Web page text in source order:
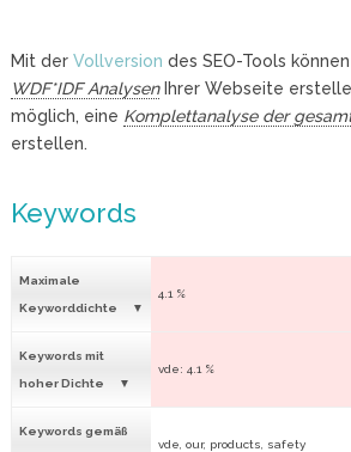
Mit der Vollversion des SEO-Tools
WDF*IDF AnalysenIhrer Webseite
möglich, eine Komplettanalyse der
erstellen.
Keywords
Maximale
Keyworddichte
4.1 %
Keywords mit
hoher Dichte
vde: 4.1 %
Keywords gemäß
vde, our, products, safety